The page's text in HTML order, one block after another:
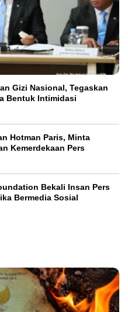
Gizi Nasional, Tegaskan
Bentuk Intimidasi
Hotman Paris, Minta
Kemerdekaan Pers
Bekali Insan Pers
Bermedia Sosial